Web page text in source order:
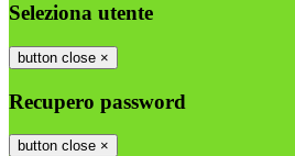
Seleziona utente
button close ×
Recupero password
button close ×